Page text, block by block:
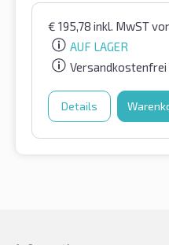
€ 195,78 inkl. MwST
AUF LAGER
Versandkostenfrei
Details